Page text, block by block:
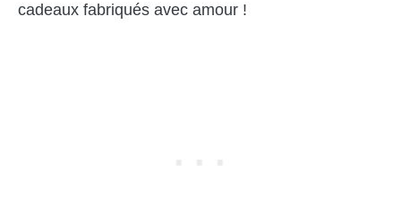
cadeaux fabriqués avec amour !